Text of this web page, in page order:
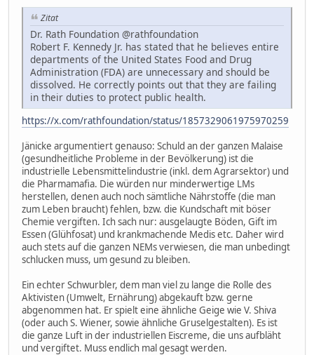
Zitat
Dr. Rath Foundation @rathfoundation
Robert F. Kennedy Jr. has stated that he believes entire
departments of the United States Food and Drug
Administration (FDA) are unnecessary and should be
dissolved. He correctly points out that they are failing
in their duties to protect public health.
https://x.com/rathfoundation/status/1857329061975970259
Jänicke argumentiert genauso: Schuld an der ganzen Malaise
(gesundheitliche Probleme in der Bevölkerung) ist die
industrielle Lebensmittelindustrie (inkl. dem Agrarsektor) und
die Pharmamafia. Die würden nur minderwertige LMs
herstellen, denen auch noch sämtliche Nährstoffe (die man
zum Leben braucht) fehlen, bzw. die Kundschaft mit böser
Chemie vergiften. Ich sach nur: ausgelaugte Böden, Gift im
Essen (Glühfosat) und krankmachende Medis etc. Daher wird
auch stets auf die ganzen NEMs verwiesen, die man unbedingt
schlucken muss, um gesund zu bleiben.
Ein echter Schwurbler, dem man viel zu lange die Rolle des
Aktivisten (Umwelt, Ernährung) abgekauft bzw. gerne
abgenommen hat. Er spielt eine ähnliche Geige wie V. Shiva
(oder auch S. Wiener, sowie ähnliche Gruselgestalten). Es ist
die ganze Luft in der industriellen Eiscreme, die uns aufbläht
und vergiftet. Muss endlich mal gesagt werden.